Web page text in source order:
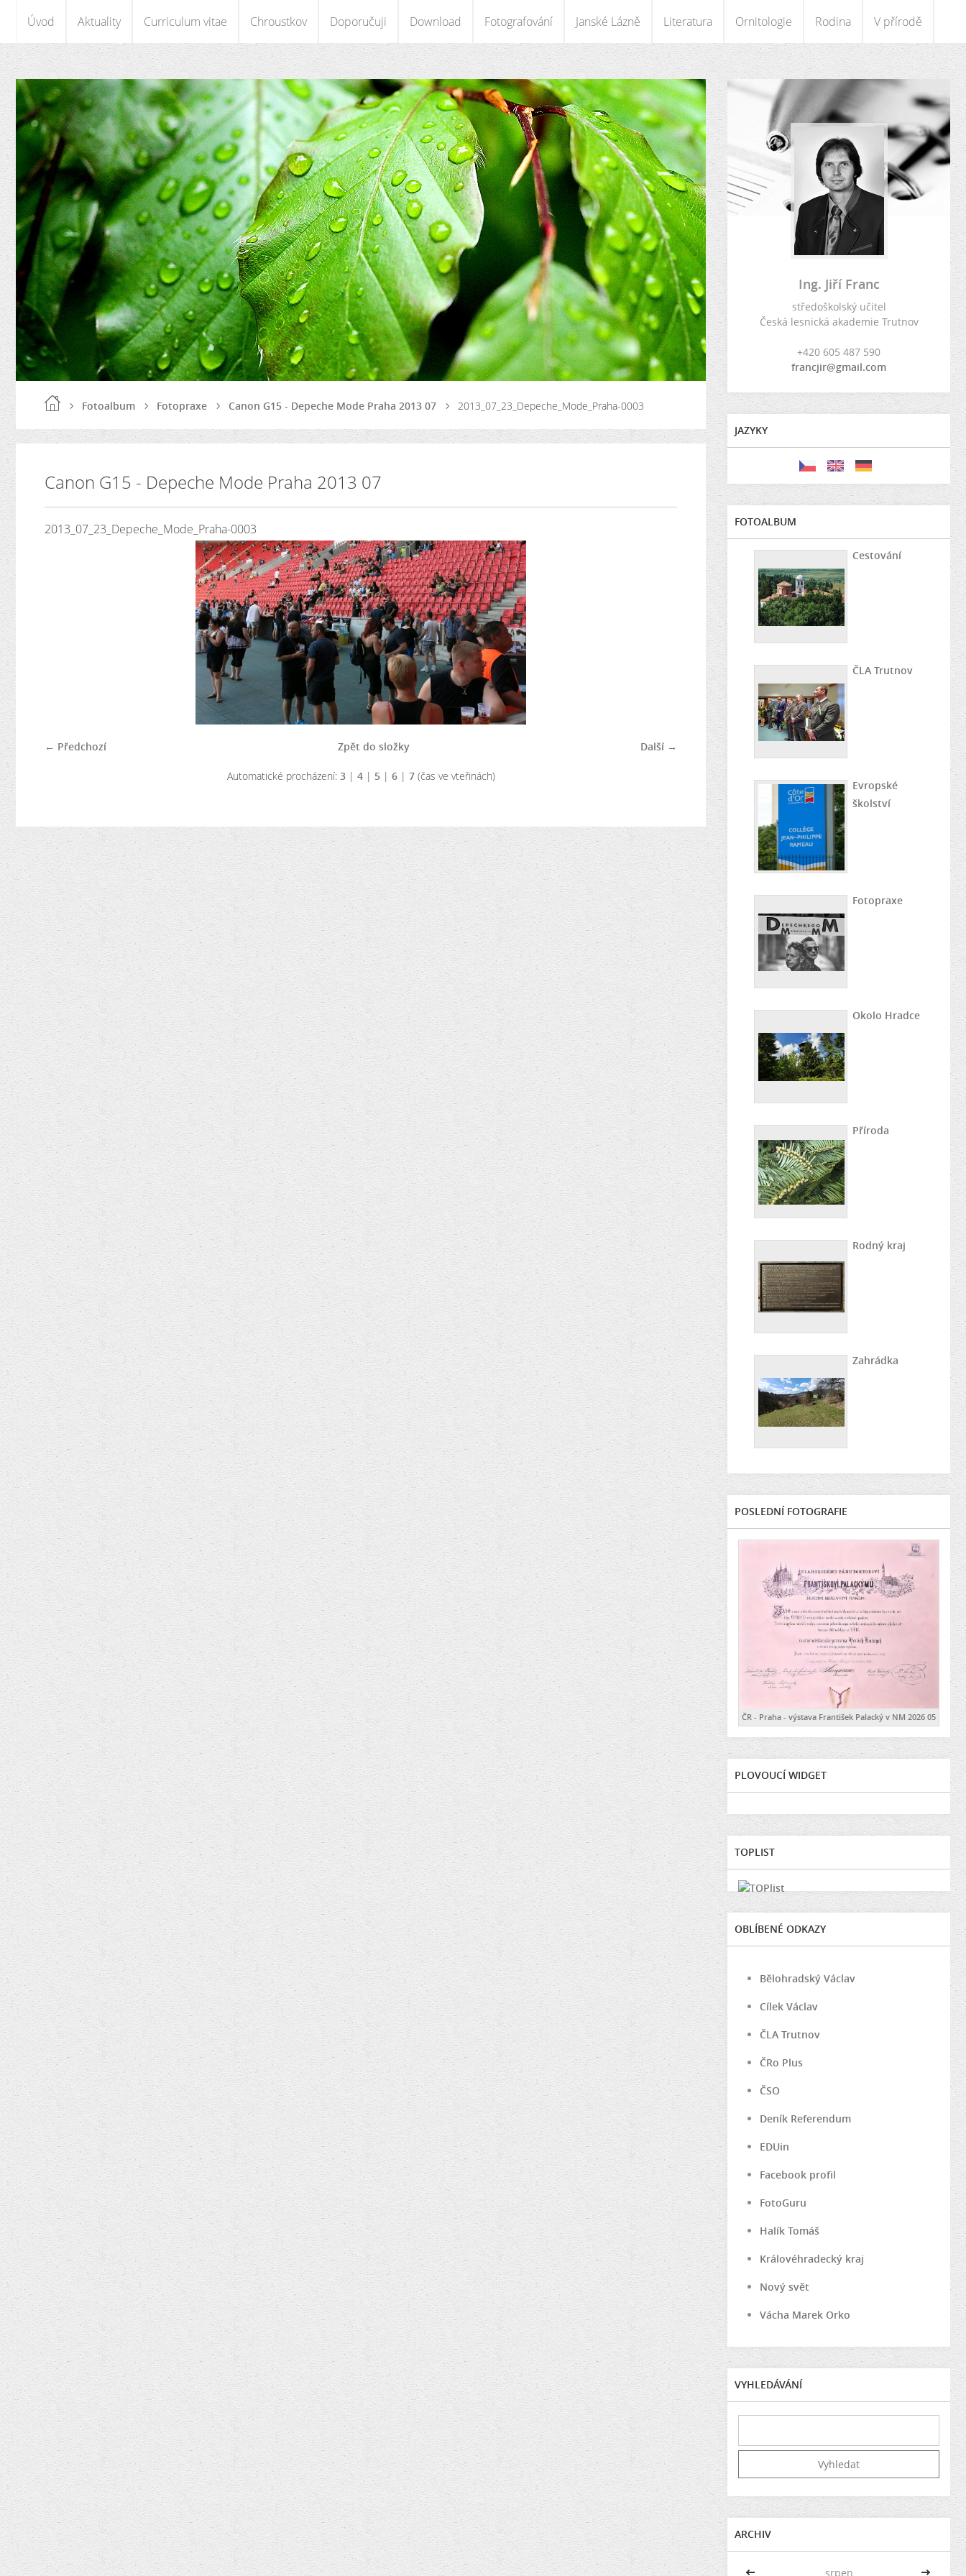
Úvod Aktuality Curriculum vitae Chroustkov Doporučuji Download Fotografování Janské Lázně Literatura Ornitologie Rodina V přírodě
Fotoalbum Fotopraxe Canon G15 - Depeche Mode Praha 2013 07 2013_07_23_Depeche_Mode_Praha-0003
Canon G15 - Depeche Mode Praha 2013 07
2013_07_23_Depeche_Mode_Praha-0003
← Předchozí Další →
Zpět do složky
Automatické procházení: 3| 4| 5| 6| 7(čas ve vteřinách)
Ing. Jiří Franc
středoškolský učitel
Česká lesnická akademie Trutnov
+420 605 487 590
francjir@gmail.com
JAZYKY
FOTOALBUM
Cestování
ČLA Trutnov
Evropské
školství
Fotopraxe
Okolo Hradce
Příroda
Rodný kraj
Zahrádka
POSLEDNÍ FOTOGRAFIE
ČR - Praha - výstava František Palacký v NM 2026 05
PLOVOUCÍ WIDGET
TOPLIST
OBLÍBENÉ ODKAZY
Bělohradský Václav
Cílek Václav
ČLA Trutnov
ČRo Plus
ČSO
Deník Referendum
EDUin
Facebook profil
FotoGuru
Halík Tomáš
Královéhradecký kraj
Nový svět
Vácha Marek Orko
VYHLEDÁVÁNÍ
ARCHIV
<< srpen >>